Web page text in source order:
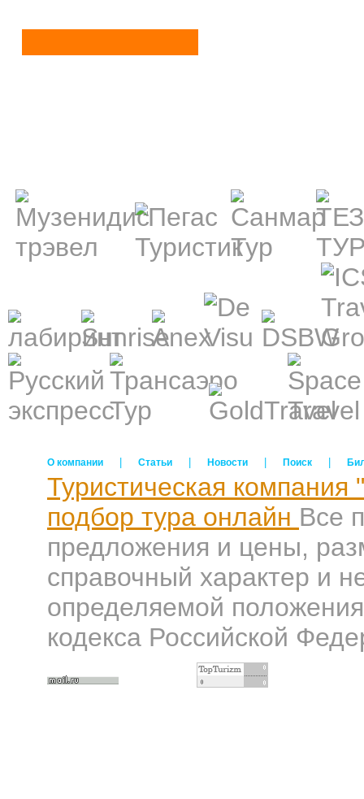
О компании Статьи Новости Поиск
Туристическая компания
подбор тура онлайн Все
предложения и цены,
справочный характер и
определяемой
кодекса Российской